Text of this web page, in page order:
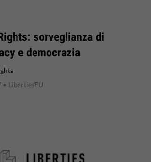
sorveglianza di
e democrazia
• LibertiesEU